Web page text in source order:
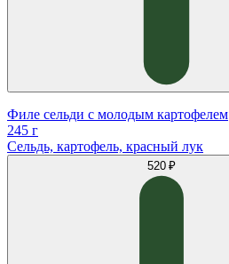
Филе сельди с молодым картофелем
245 г
Сельдь, картофель, красный лук
520 ₽